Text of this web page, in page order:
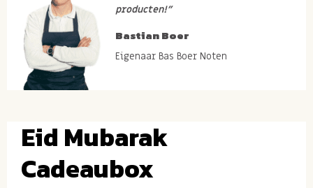
producten!”
Bastian Boer
Eigenaar Bas Boer Noten
Eid Mubarak
Cadeaubox